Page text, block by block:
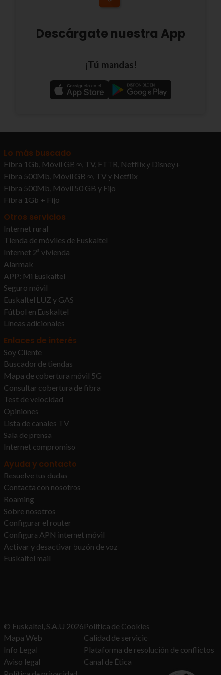
Descárgate nuestra App
¡Tú mandas!
Lo más buscado
Fibra 1Gb, Móvil GB ∞, TV, FTTR, Netflix y Disney+
Fibra 500Mb, Móvil GB ∞, TV y Netflix
Fibra 500Mb, Móvil 50 GB y Fijo
Fibra 1Gb + Fijo
Otros servicios
Internet rural
Tienda de móviles de Euskaltel
Internet 2ª vivienda
Alarmak
APP: Mi Euskaltel
Seguro móvil
Euskaltel LUZ y GAS
Fútbol en Euskaltel
Líneas adicionales
Enlaces de interés
Soy Cliente
Buscador de tiendas
Mapa de cobertura móvil 5G
Consultar cobertura de fibra
Test de velocidad
Opiniones
Lista de canales TV
Sala de prensa
Internet compromiso
Ayuda y contacto
Resuelve tus dudas
Contacta con nosotros
Roaming
Sobre nosotros
Configurar el router
Configura APN internet móvil
Activar y desactivar buzón de voz
Euskaltel mail
© Euskaltel, S.A.U 2026
Mapa Web
Info Legal
Aviso legal
Política de Cookies
Calidad de servicio
Plataforma de resolución de conflictos
Canal de Ética